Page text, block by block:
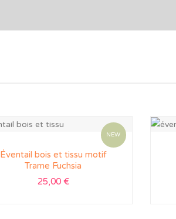
NEW
Éventail bois et tissu motif
Trame Fuchsia
25,00 €